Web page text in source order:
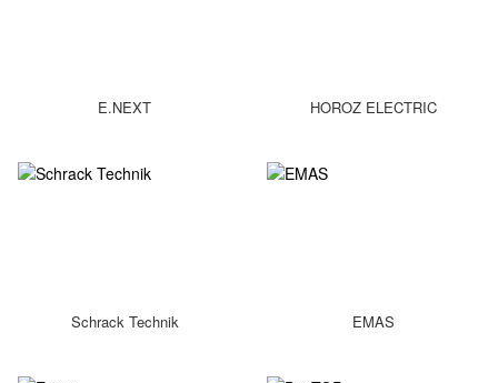
E.NEXT HOROZ ELECTRIC
Schrack Technik EMAS